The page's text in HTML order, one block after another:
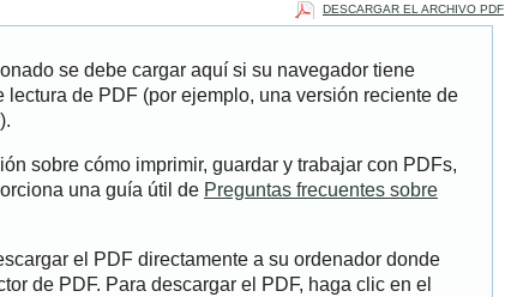
DESCARGAR EL ARCHIVO PDF
se debe cargar aquí si su navegador tiene
lectura de PDF (por ejemplo, una versión reciente de
).
sobre cómo imprimir, guardar y trabajar con PDFs,
una guía útil de Preguntas frecuentes sobre
el PDF directamente a su ordenador donde
de PDF. Para descargar el PDF, haga clic en el